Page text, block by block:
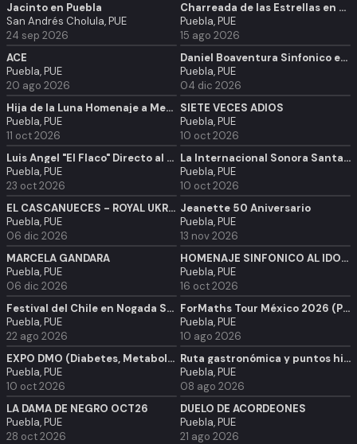
Jacinto en Puebla
San Andrés Cholula, PUE
24 sep 2026
Charreada de las Estrellas en Puebla
Puebla, PUE
15 ago 2026
ACE
Puebla, PUE
20 ago 2026
Daniel Boaventura Sinfonico en Puebla
Puebla, PUE
04 dic 2026
Hija de la Luna Homenaje a Mecano en Puebla
Puebla, PUE
11 oct 2026
SIETE VECES ADIOS
Puebla, PUE
10 oct 2026
Luis Angel "El Flaco" Directo al Corazón en Puebla
Puebla, PUE
23 oct 2026
La Internacional Sonora Santanera y La Sonora Dinamita en Puebla
Puebla, PUE
10 oct 2026
EL CASCANUECES - ROYAL UKRANIAN BALLET Y OSBUAP
Puebla, PUE
06 dic 2026
Jeanette 50 Aniversario
Puebla, PUE
13 nov 2026
MARCELA GANDARA
Puebla, PUE
06 dic 2026
HOMENAJE SINFÓNICO AL ÍDOLO DE JUAREZ - EL DIVO ETERNAMENTE TOUR 2026
Puebla, PUE
16 oct 2026
Festival del Chile en Nogada Shriner
Puebla, PUE
22 ago 2026
ForMaths Tour México 2026 (PREESCOLAR) - Puebla
Puebla, PUE
10 ago 2026
EXPO DMO (Diabetes, Metabolismo y Obesidad) 2026
Puebla, PUE
10 oct 2026
Ruta gastronómica y puntos históricos de Puebla
Puebla, PUE
08 ago 2026
LA DAMA DE NEGRO OCT26
Puebla, PUE
28 oct 2026
DUELO DE ACORDEONES
Puebla, PUE
21 ago 2026